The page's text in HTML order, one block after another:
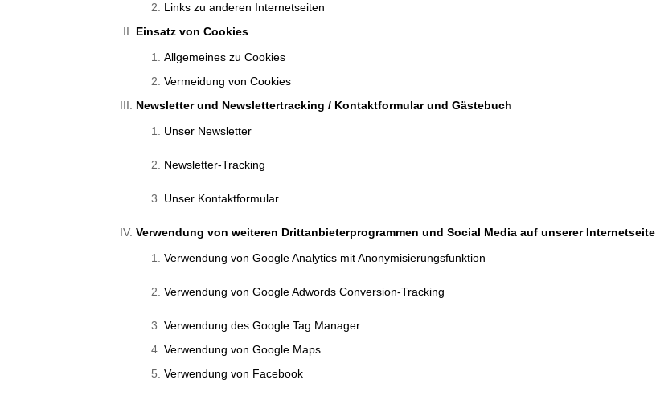
Links zu anderen Internetseiten
Einsatz von Cookies
Allgemeines zu Cookies
Vermeidung von Cookies
Newsletter und Newslettertracking / Kontaktformular und Gästebuch
Unser Newsletter
Newsletter-Tracking
Unser Kontaktformular
Verwendung von weiteren Drittanbieterprogrammen und Social Media auf unserer Internetseite
Verwendung von Google Analytics mit Anonymisierungsfunktion
Verwendung von Google Adwords Conversion-Tracking
Verwendung des Google Tag Manager
Verwendung von Google Maps
Verwendung von Facebook